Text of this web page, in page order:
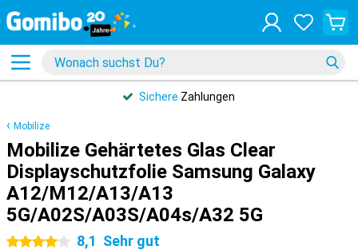
Sichere Zahlungen
Mobilize
Mobilize Gehärtetes Glas Clear
Displayschutzfolie Samsung Galaxy
A12/M12/A13/A13
5G/A02S/A03S/A04s/A32 5G
4 Sterne8,1 Sehr gut